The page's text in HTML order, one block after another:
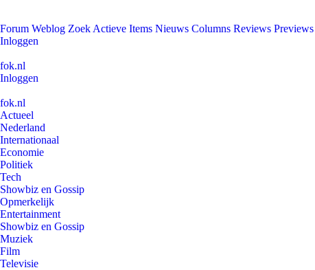
Forum Weblog Zoek Actieve Items Nieuws Columns Reviews Previews
Inloggen
fok.nl
Inloggen
fok.nl
Actueel
Nederland
Internationaal
Economie
Politiek
Tech
Showbiz en Gossip
Opmerkelijk
Entertainment
Showbiz en Gossip
Muziek
Film
Televisie